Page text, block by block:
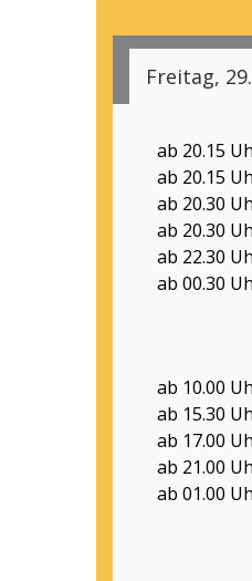
Freitag,
ab 20.15
ab 20.15
ab 20.30
ab 20.30
ab 22.30
ab 00.30
ab
ab 15.30
ab 17.00
ab 21.00
ab